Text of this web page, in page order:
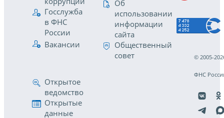
Госслужба
в ФНС
России
Вакансии
Об
использовании
информации
сайта
Общественный
совет
Открытое
ведомство
Открытые
данные
© 2005-
ФНС